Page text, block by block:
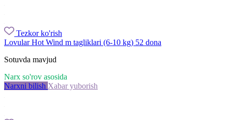
Tezkor ko'rish
Lovular Hot Wind m tagliklari (6-10 kg) 52 dona
Sotuvda mavjud
Narx so'rov asosida
Narxni bilish Xabar yuborish